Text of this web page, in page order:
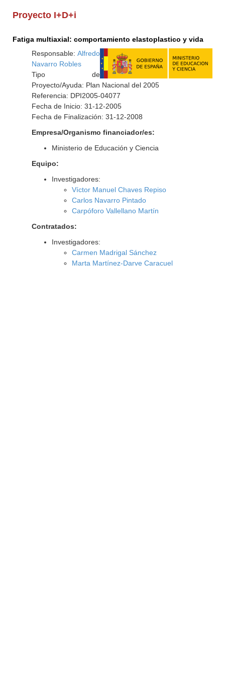
Proyecto I+D+i
Fatiga multiaxial: comportamiento elastoplastico y vida
Responsable: Alfredo
Navarro Robles
Tipo de
Proyecto/Ayuda: Plan Nacional del 2005
Referencia: DPI2005-04077
Fecha de Inicio: 31-12-2005
Fecha de Finalización: 31-12-2008
Empresa/Organismo financiador/es:
Ministerio de Educación y Ciencia
Equipo:
Investigadores:
Víctor Manuel Chaves Repiso
Carlos Navarro Pintado
Carpóforo Vallellano Martín
Contratados:
Investigadores:
Carmen Madrigal Sánchez
Marta Martínez-Darve Caracuel